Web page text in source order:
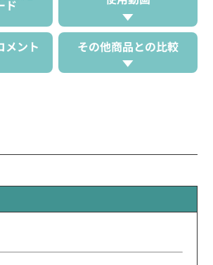
ド
メント その他商品との比較